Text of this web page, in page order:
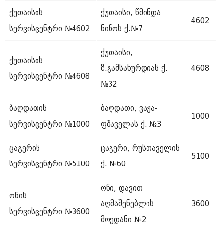
ქუთაისის
სერვისცენტრი №4602
ქუთაისი, წმინდა
ნინოს ქ.№7
4602
ქუთაისის
სერვისცენტრი №4608
ქუთაისი,
ზ.გამსახურდიას ქ.
№32
4608
ბაღდათის
სერვისცენტრი №1000
ბაღდათი, ვაჟა-
ფშაველას ქ. №3
1000
ცაგერის
სერვისცენტრი №5100
ცაგერი, რუსთაველის
ქ. №60
5100
ონის
სერვისცენტრი №3600
ონი, დავით
აღმაშენებლის
მოედანი №2
3600